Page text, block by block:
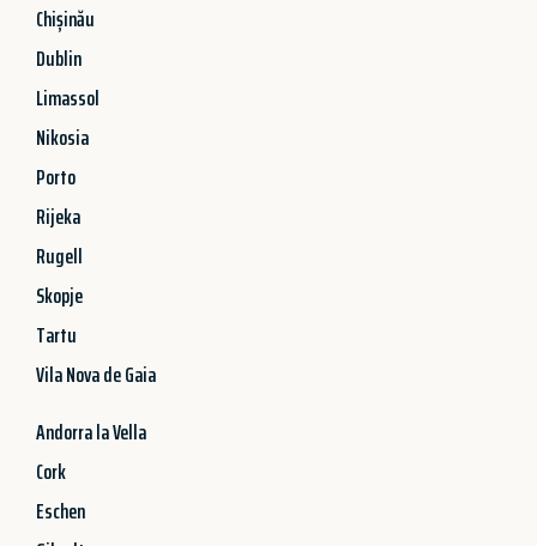
Chișinău
Dublin
Limassol
Nikosia
Porto
Rijeka
Rugell
Skopje
Tartu
Vila Nova de Gaia
Andorra la Vella
Cork
Eschen